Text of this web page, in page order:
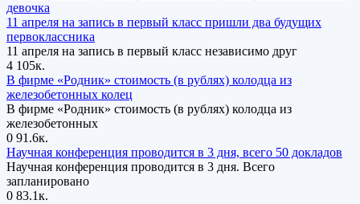
11 апреля на запись в первый класс пришли два будущих
первоклассника
11 апреля на запись в первый класс независимо друг
4 105к.
В фирме «Родник» стоимость (в рублях) колодца из
железобетонных колец
В фирме «Родник» стоимость (в рублях) колодца из
железобетонных
0 91.6к.
Научная конференция проводится в 3 дня, всего 50 докладов
Научная конференция проводится в 3 дня. Всего
запланировано
0 83.1к.